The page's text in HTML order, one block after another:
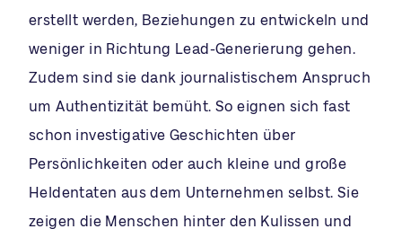
erstellt werden, Beziehungen zu entwickeln und
weniger in Richtung Lead-Generierung gehen.
Zudem sind sie dank journalistischem Anspruch
um Authentizität bemüht. So eignen sich fast
schon investigative Geschichten über
Persönlichkeiten oder auch kleine und große
Heldentaten aus dem Unternehmen selbst. Sie
zeigen die Menschen hinter den Kulissen und